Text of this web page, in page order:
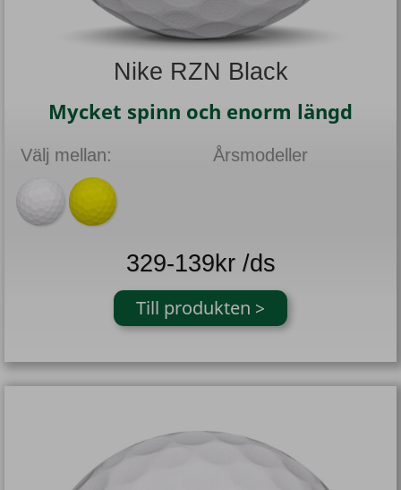
Nike RZN Black
Mycket spinn och enorm längd
Välj mellan: Årsmodeller
329-139kr /ds
Till produkten >